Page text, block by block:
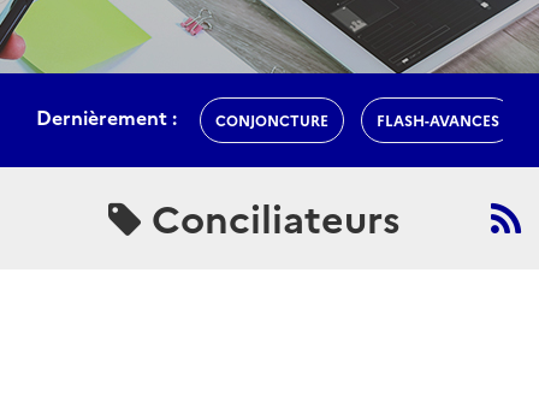
Dernièrement : CONJONCTURE FLASH-AVANCES
Conciliateurs